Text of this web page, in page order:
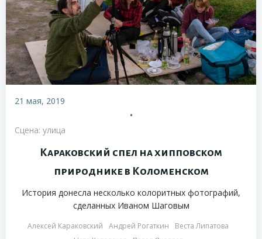
21 мая, 2019
•
Сцена: улица
Караковский спел на хипповском
природнике в Коломенском
История донесла несколько колоритных фотографий,
сделанных Иваном Шаговым
Алексей Караковский Андрей Рогаткин
Веста Липатова